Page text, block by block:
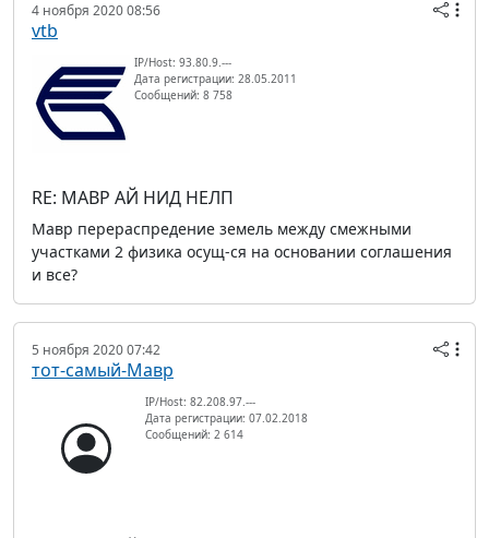
4 ноября 2020 08:56
vtb
IP/Host: 93.80.9.---
Дата регистрации: 28.05.2011
Сообщений: 8 758
RE: МАВР АЙ НИД НЕЛП
Мавр перераспредение земель между смежными
участками 2 физика осущ-ся на основании соглашения
и все?
5 ноября 2020 07:42
тот-самый-Мавр
IP/Host: 82.208.97.---
Дата регистрации: 07.02.2018
Сообщений: 2 614